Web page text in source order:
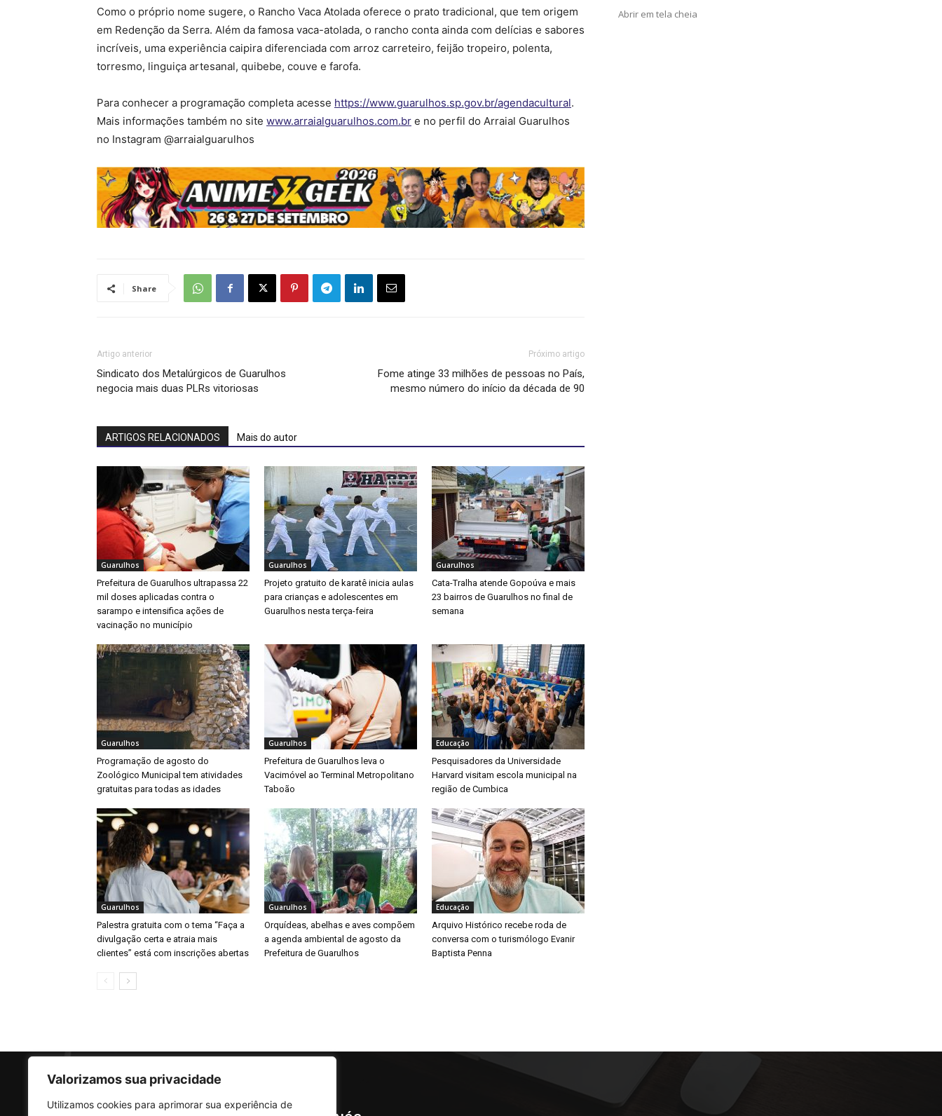
Valorizamos sua privacidade
Utilizamos cookies para aprimorar sua experiência de
Como o próprio nome sugere, o Rancho Vaca Atolada oferece o prato tradicional, que tem origem
em Redenção da Serra. Além da famosa vaca-atolada, o rancho conta ainda com delícias e sabores
incríveis, uma experiência caipira diferenciada com arroz carreteiro, feijão tropeiro, polenta,
torresmo, linguiça artesanal, quibebe, couve e farofa.
Para conhecer a programação completa acesse https://www.guarulhos.sp.gov.br/agendacultural.
Mais informações também no site www.arraialguarulhos.com.br e no perfil do Arraial Guarulhos
no Instagram @arraialguarulhos
Share
Artigo anterior
Sindicato dos Metalúrgicos de Guarulhos
negocia mais duas PLRs vitoriosas
Próximo artigo
Fome atinge 33 milhões de pessoas no País,
mesmo número do início da década de 90
ARTIGOS RELACIONADOS Mais do autor
Guarulhos
Prefeitura de Guarulhos ultrapassa 22
mil doses aplicadas contra o
sarampo e intensifica ações de
vacinação no município
Guarulhos
Projeto gratuito de karatê inicia aulas
para crianças e adolescentes em
Guarulhos nesta terça-feira
Guarulhos
Cata-Tralha atende Gopoúva e mais
23 bairros de Guarulhos no final de
semana
Guarulhos
Programação de agosto do
Zoológico Municipal tem atividades
gratuitas para todas as idades
Guarulhos
Prefeitura de Guarulhos leva o
Vacimóvel ao Terminal Metropolitano
Taboão
Educação
Pesquisadores da Universidade
Harvard visitam escola municipal na
região de Cumbica
Guarulhos
Palestra gratuita com o tema “Faça a
divulgação certa e atraia mais
clientes” está com inscrições abertas
Guarulhos
Orquídeas, abelhas e aves compõem
a agenda ambiental de agosto da
Prefeitura de Guarulhos
Educação
Arquivo Histórico recebe roda de
conversa com o turismólogo Evanir
Baptista Penna
Abrir em tela cheia